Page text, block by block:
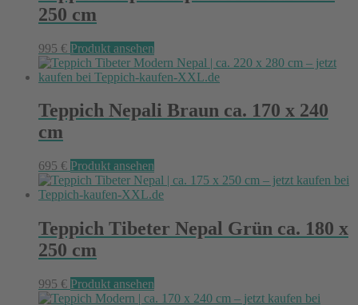
250 cm
995 € Produkt ansehen
Teppich Nepali Braun ca. 170 x 240
cm
695 € Produkt ansehen
Teppich Tibeter Nepal Grün ca. 180 x
250 cm
995 € Produkt ansehen